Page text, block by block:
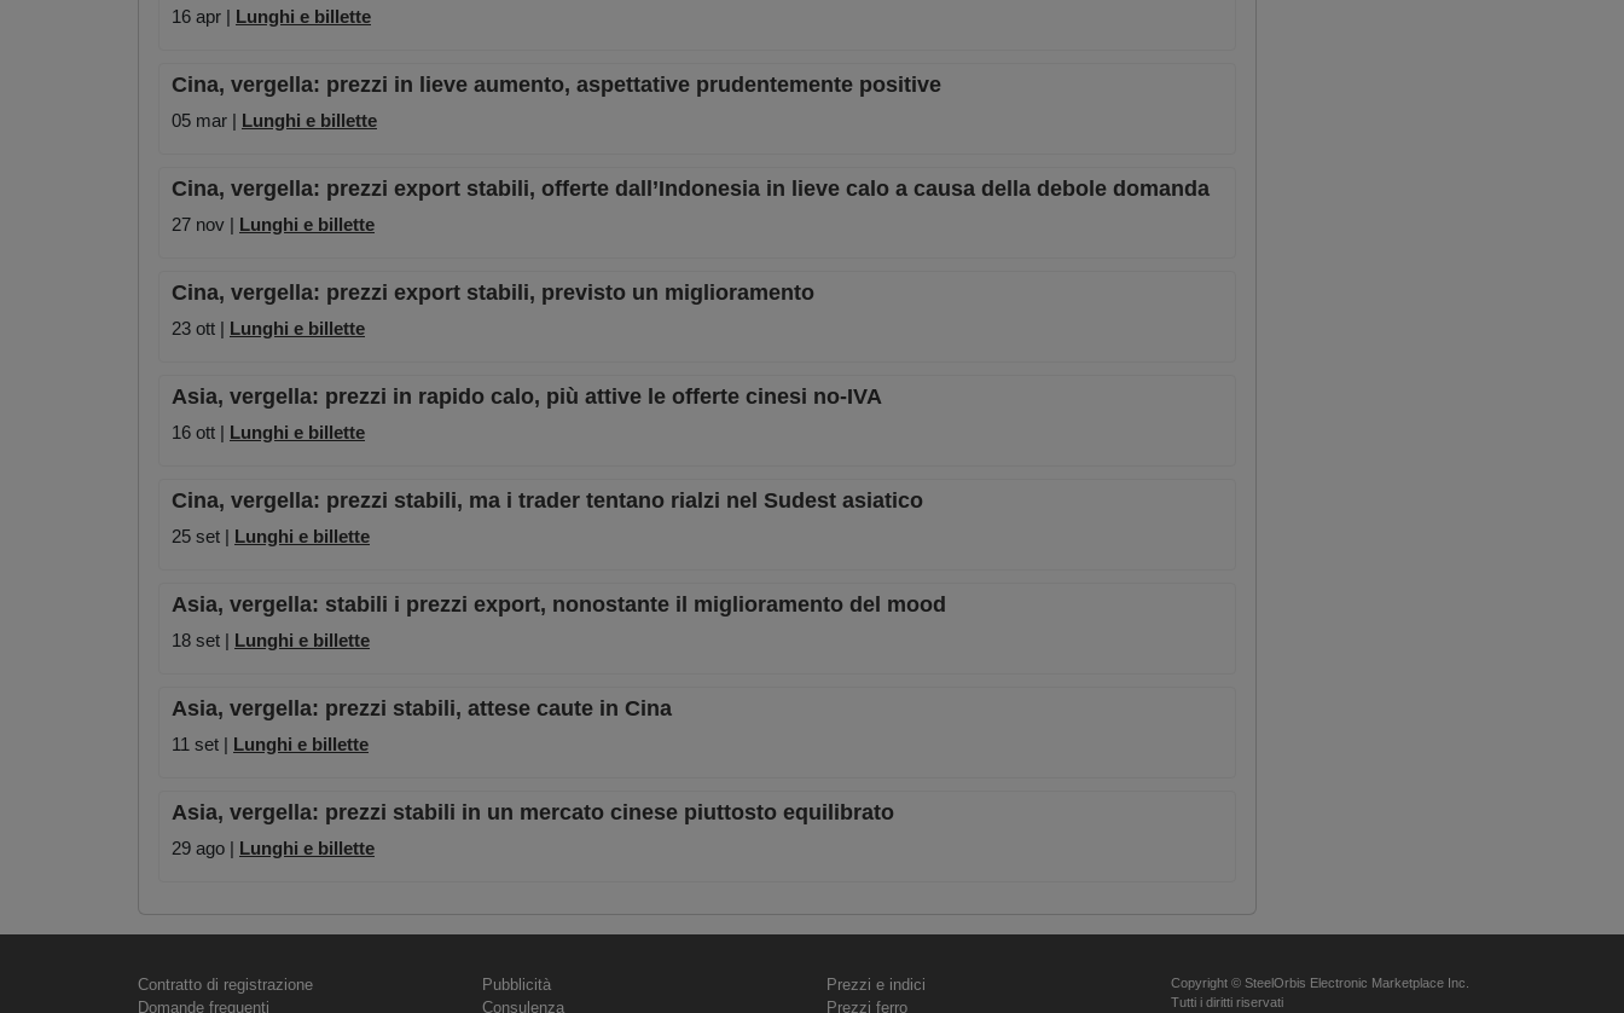
16 apr | Lunghi e billette
Cina, vergella: prezzi in lieve aumento, aspettative prudentemente positive
05 mar | Lunghi e billette
Cina, vergella: prezzi export stabili, offerte dall’Indonesia in lieve calo a causa della debole domanda
27 nov | Lunghi e billette
Cina, vergella: prezzi export stabili, previsto un miglioramento
23 ott | Lunghi e billette
Asia, vergella: prezzi in rapido calo, più attive le offerte cinesi no-IVA
16 ott | Lunghi e billette
Cina, vergella: prezzi stabili, ma i trader tentano rialzi nel Sudest asiatico
25 set | Lunghi e billette
Asia, vergella: stabili i prezzi export, nonostante il miglioramento del mood
18 set | Lunghi e billette
Asia, vergella: prezzi stabili, attese caute in Cina
11 set | Lunghi e billette
Asia, vergella: prezzi stabili in un mercato cinese piuttosto equilibrato
29 ago | Lunghi e billette
Contratto di registrazione
Domande frequenti
Pubblicità
Consulenza
Prezzi e indici
Prezzi ferro
Copyright © SteelOrbis Electronic Marketplace Inc.
Tutti i diritti riservati